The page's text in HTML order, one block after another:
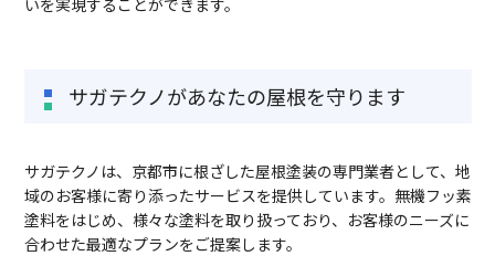
サガテクノがあなたの屋根を守ります
サガテクノは、京都市に根ざした屋根塗装の専門業者として、地
域のお客様に寄り添ったサービスを提供しています。無機フッ素
塗料をはじめ、様々な塗料を取り扱っており、お客様のニーズに
合わせた最適なプランをご提案します。